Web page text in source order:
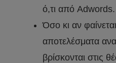
ό,τι από Adwords.
Όσο κι αν
αποτελέσματα
βρίσκονται στις